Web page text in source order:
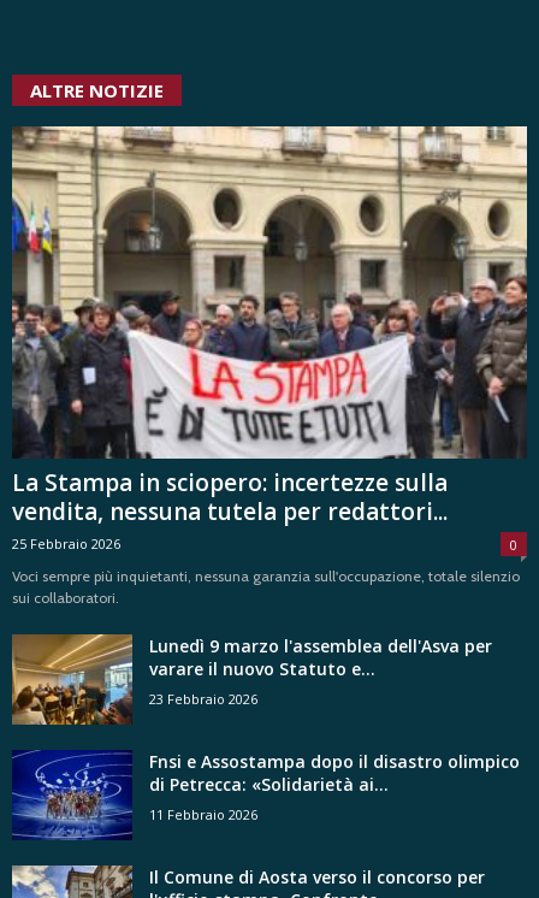
ALTRE NOTIZIE
La Stampa in sciopero: incertezze sulla
vendita, nessuna tutela per redattori...
25 Febbraio 2026
0
Voci sempre più inquietanti, nessuna garanzia sull'occupazione, totale silenzio
sui collaboratori.
Lunedì 9 marzo l'assemblea dell'Asva per
varare il nuovo Statuto e...
23 Febbraio 2026
Fnsi e Assostampa dopo il disastro olimpico
di Petrecca: «Solidarietà ai...
11 Febbraio 2026
Il Comune di Aosta verso il concorso per